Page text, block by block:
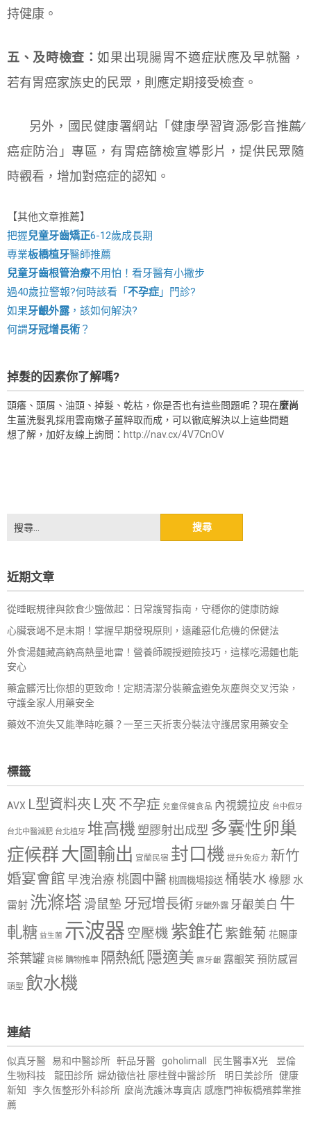
持健康。
五、及時檢查：如果出現腸胃不適症狀應及早就醫，
若有胃癌家族史的民眾，則應定期接受檢查。
另外，國民健康署網站「健康學習資源∕影音推薦∕
癌症防治」專區，有胃癌篩檢宣導影片，提供民眾隨
時觀看，增加對癌症的認知。
【其他文章推薦】
把握兒童牙齒矯正6-12歲成長期
專業板橋植牙醫師推薦
兒童牙齒根管治療不用怕！看牙醫有小撇步
過40歲拉警報?何時該看「 不孕症 」門診?
如果牙齦外露，該如何解決?
何謂牙冠增長術 ？
掉髮的因素你了解嗎?
頭癢、頭屑、油頭、掉髮、乾枯，你是否也有這些問題呢？現在麼尚
生薑洗髮乳採用雲南嫩子薑粹取而成，可以徹底解決以上這些問題
想了解，加好友線上詢問： http://nav.cx/4V7CnOV
尋
字:
近期文章
從睡眠規律與飲食少鹽做起：日常護腎指南，守穩你的健康防線
心臟衰竭不是末期！掌握早期發現原則，遠離惡化危機的保健法
外食湯麵藏高鈉高熱量地雷！營養師親授避險技巧，這樣吃湯麵也能
安心
藥盒髒污比你想的更致命！定期清潔分裝藥盒避免灰塵與交叉污染，
守護全家人用藥安全
藥效不流失又能準時吃藥？一至三天折衷分裝法守護居家用藥安全
標籤
AVX L型資料夾 L夾 不孕症 兒童保健食品 內視鏡拉皮 台中假牙
台北中醫減肥 台北植牙 堆高機塑膠射出成型 多囊性卵巢
症候群大圖輸出 宜蘭民宿 封口機 提升免疫力 新竹
婚宴會館 早洩治療 桃園中醫 桃園機場接送 桶裝水 橡膠 水
雷射 洗滌塔 滑鼠墊 牙冠增長術 牙齦外露 牙齦美白 牛
軋糖 益生菌 示波器 空壓機 紫錐花紫錐菊 花賜康
茶葉罐 貨梯 購物推車 隔熱紙 隱適美 露牙齦 露齦笑預防感冒
頭型 飲水機
連結
似真牙醫 易和中醫診所 軒品牙醫 goholimall 民生醫事X光
昱倫
生物科技
龍田診所 婦幼徵信社 廖桂聲中醫診所 明日美診所 健康
新知
李久恆整形外科診所 麼尚洗護沐專賣店 感應門神板橋殯葬業推
薦